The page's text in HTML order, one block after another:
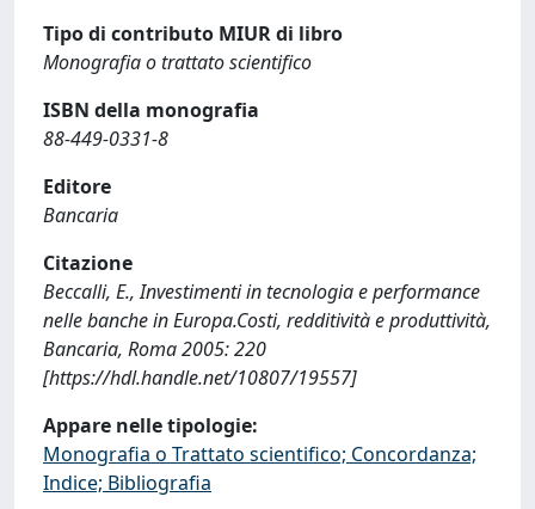
Tipo di contributo MIUR di libro
Monografia o trattato scientifico
ISBN della monografia
88-449-0331-8
Editore
Bancaria
Citazione
Beccalli, E., Investimenti in tecnologia e performance
nelle banche in Europa.Costi, redditività e produttività,
Bancaria, Roma 2005: 220
[https://hdl.handle.net/10807/19557]
Appare nelle tipologie:
Monografia o Trattato scientifico; Concordanza;
Indice; Bibliografia